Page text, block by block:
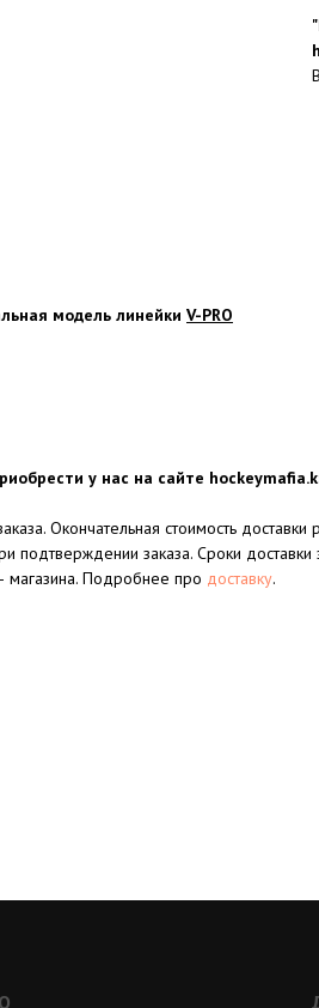
модель линейки V-PRO
у нас на сайте
Окончательная стоимость
заказа. Сроки
магазина. Подробнее про доставку.